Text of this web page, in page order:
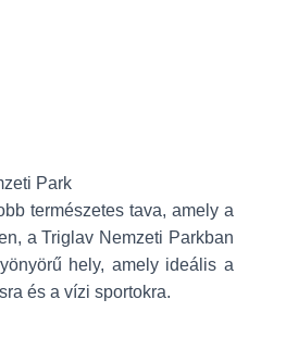
természetes tava, amely a
a Triglav Nemzeti Parkban
hely, amely ideális a
és a vízi sportokra.